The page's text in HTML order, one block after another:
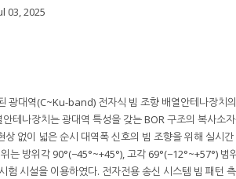
03, 2025
광대역(C~Ku-band) 전자식 빔 조향 배열안테나장치
테나장치는 광대역 특성을 갖는 BOR 구조의 복사소
없이 넓은 순시 대역폭 신호의 빔 조향을 위해 실시
는 방위각 90°(−45°~+45°), 고각 69°(−12°~+57°) 범
시설을 이용하였다. 전자전용 송신 시스템 빔 패턴